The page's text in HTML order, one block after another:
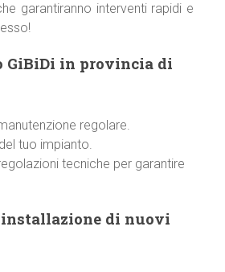
garantiranno interventi rapidi e
GiBiDi in provincia di
regolare.
tuo impianto.
tecniche per garantire
di nuovi